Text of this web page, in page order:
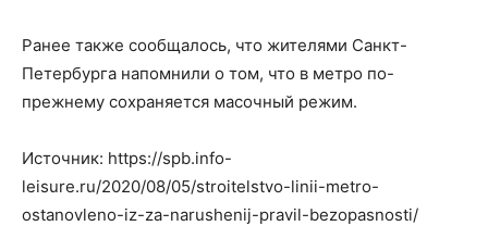
Ранее также сообщалось, что жителями Санкт-
Петербурга напомнили о том, что в метро по-
прежнему сохраняется масочный режим.
Источник: https://spb.info-
leisure.ru/2020/08/05/stroitelstvo-linii-metro-
ostanovleno-iz-za-narushenij-pravil-bezopasnosti/